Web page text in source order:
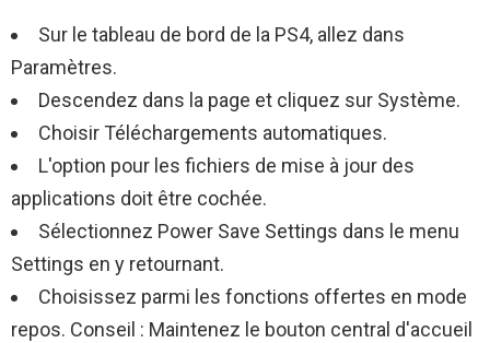
Sur le tableau de bord de la PS4, allez dans
Paramètres.
Descendez dans la page et cliquez sur Système.
Choisir Téléchargements automatiques.
L'option pour les fichiers de mise à jour des
applications doit être cochée.
Sélectionnez Power Save Settings dans le menu
Settings en y retournant.
Choisissez parmi les fonctions offertes en mode
repos. Conseil : Maintenez le bouton central d'accueil